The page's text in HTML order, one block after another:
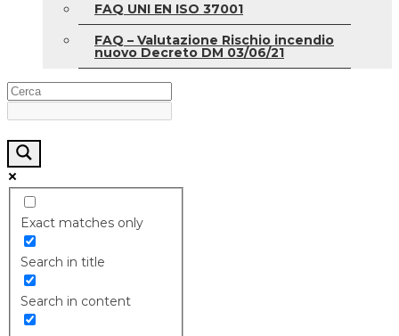
FAQ UNI EN ISO 37001
FAQ – Valutazione Rischio incendio
nuovo Decreto DM 03/06/21
Exact matches only
Search in title
Search in content